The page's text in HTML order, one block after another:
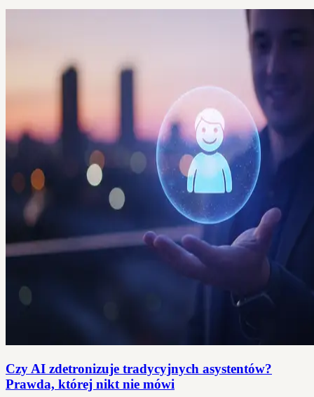
Czy AI zdetronizuje tradycyjnych asystentów?
Prawda, której nikt nie mówi